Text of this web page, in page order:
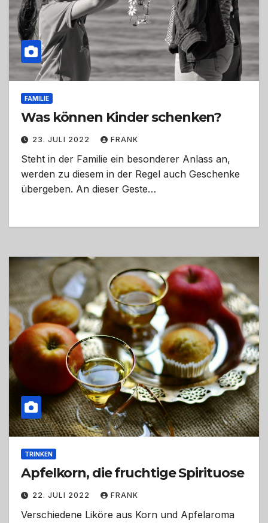
FAMILIE
Was können Kinder schenken?
23. JULI 2022 FRANK
Steht in der Familie ein besonderer Anlass an,
werden zu diesem in der Regel auch Geschenke
übergeben. An dieser Geste…
TRINKEN
Apfelkorn, die fruchtige Spirituose
22. JULI 2022 FRANK
Verschiedene Liköre aus Korn und Apfelaroma